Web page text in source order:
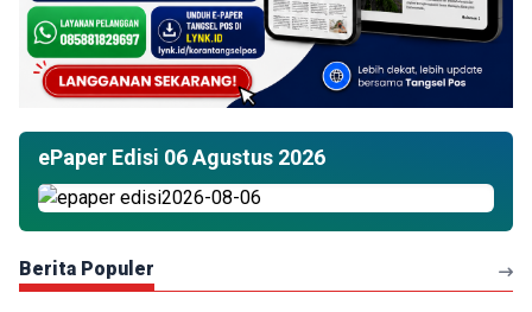
ePaper Edisi 06 Agustus 2026
Berita Populer